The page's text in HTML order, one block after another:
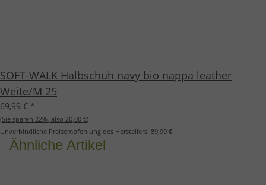
SOFT-WALK Halbschuh navy bio nappa leather
Weite/M 25
69,99 € *
(Sie sparen 22%, also 20,00 €)
Unverbindliche Preisempfehlung des Herstellers: 89,99 €
Ähnliche Artikel